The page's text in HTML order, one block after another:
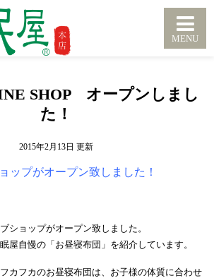
SHOP オープンしまし
た！
2015年2月13日
ップがオープン致しました！
ショップがオープン致しました。
屋自慢の「お昼寝布団」を紹介しています。
カフカのお昼寝布団は、お子様の体質に合わせ